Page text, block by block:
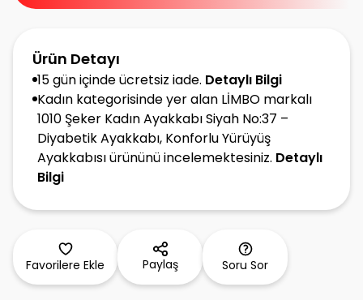
Ürün Detayı
15 gün içinde ücretsiz iade. Detaylı Bilgi
Kadın kategorisinde yer alan LİMBO markalı
1010 Şeker Kadın Ayakkabı Siyah No:37 –
Diyabetik Ayakkabı, Konforlu Yürüyüş
Ayakkabısı ürününü incelemektesiniz. Detaylı
Bilgi
Favorilere Ekle Paylaş Soru Sor